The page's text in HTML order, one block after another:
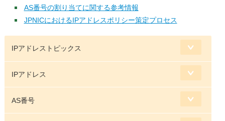
AS番号の割り当てに関する参考情報
JPNICにおけるIPアドレスポリシー策定プロセス
IPアドレストピックス
IPアドレス
AS番号